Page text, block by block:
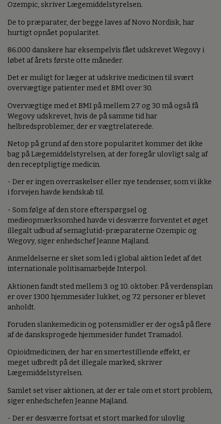
Ozempic, skriver Lægemiddelstyrelsen.
De to præparater, der begge laves af Novo Nordisk, har
hurtigt opnået popularitet.
86.000 danskere har eksempelvis fået udskrevet Wegovy i
løbet af årets første otte måneder.
Det er muligt for læger at udskrive medicinen til svært
overvægtige patienter med et BMI over 30.
Overvægtige med et BMI på mellem 27 og 30 må også få
Wegovy udskrevet, hvis de på samme tid har
helbredsproblemer, der er vægtrelaterede.
Netop på grund af den store popularitet kommer det ikke
bag på Lægemiddelstyrelsen, at der foregår ulovligt salg af
den receptpligtige medicin.
- Der er ingen overraskelser eller nye tendenser, som vi ikke
i forvejen havde kendskab til.
- Som følge af den store efterspørgsel og
medieopmærksomhed havde vi desværre forventet et øget
illegalt udbud af semaglutid-præparaterne Ozempic og
Wegovy, siger enhedschef Jeanne Majland.
Anmeldelserne er sket som led i global aktion ledet af det
internationale politisamarbejde Interpol.
Aktionen fandt sted mellem 3. og 10. oktober. På verdensplan
er over 1300 hjemmesider lukket, og 72 personer er blevet
anholdt.
Foruden slankemedicin og potensmidler er der også på flere
af de dansksprogede hjemmesider fundet Tramadol.
Opioidmedicinen, der har en smertestillende effekt, er
meget udbredt på det illegale marked, skriver
Lægemiddelstyrelsen.
Samlet set viser aktionen, at der er tale om et stort problem,
siger enhedschefen Jeanne Majland.
- Der er desværre fortsat et stort marked for ulovlig